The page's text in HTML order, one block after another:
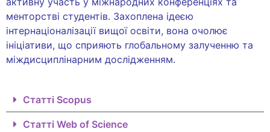
менторстві студентів. Захоплена ідеєю
інтернаціоналізації вищої освіти, вона очолює
ініціативи, що сприяють глобальному залученню та
міждисциплінарним дослідженням.
Статті Scopus
Статті Web of Science